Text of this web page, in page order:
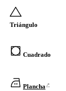
Triángulo
Cuadrado
Plancha ↗